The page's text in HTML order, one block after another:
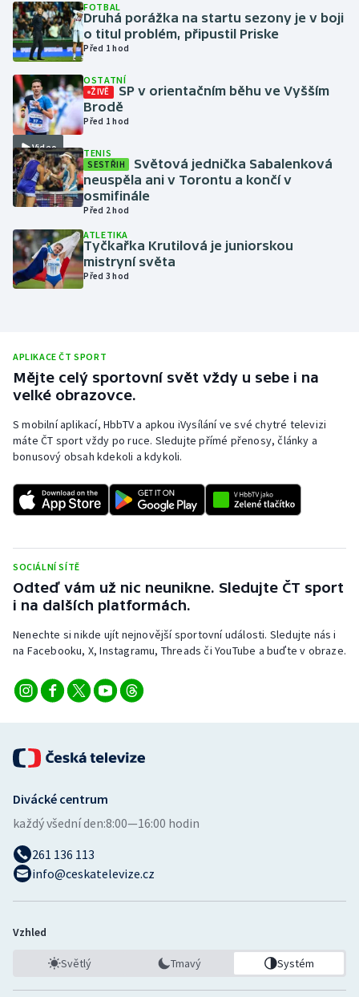
Jezdectví
Judo
Krasobruslení
Lezení
Lyže a snowboard
Moderní pětiboj
Motorsport
Plavání
Plážový volejbal
Ragby
Rychlobruslení
Short track
Sportovní střelba
Stolní tenis
Triatlon
Veslování
Vodní slalom
Volejbal
FOTBAL
Druhá porážka na startu sezony je v boji
o titul problém, připustil Priske
Před 1 hod
Video
OSTATNÍ
ŽIVĚ
SP v orientačním běhu ve Vyšším
Brodě
Před 1 hod
TENIS
SESTŘIH
Světová jednička Sabalenková
neuspěla ani v Torontu a končí v
osmifinále
Před 2 hod
ATLETIKA
Tyčkařka Krutilová je juniorskou
mistryní světa
Před 3 hod
APLIKACE ČT SPORT
Mějte celý sportovní svět vždy u sebe i na
velké obrazovce.
S mobilní aplikací, HbbTV a apkou iVysílání ve své chytré televizi
máte ČT sport vždy po ruce. Sledujte přímé přenosy, články a
bonusový obsah kdekoli a kdykoli.
SOCIÁLNÍ SÍTĚ
Odteď vám už nic neunikne. Sledujte ČT sport
i na dalších platformách.
Nenechte si nikde ujít nejnovější sportovní události. Sledujte nás i
na Facebooku, X, Instagramu, Threads či YouTube a buďte v obraze.
Divácké centrum
každý všední den:8:00—16:00 hodin
261 136 113
info@ceskatelevize.cz
Vzhled
Světlý Tmavý Systém